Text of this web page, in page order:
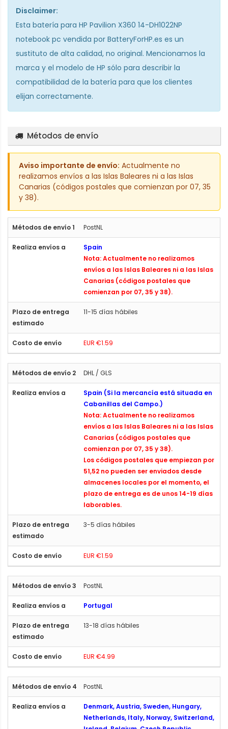
Disclaimer:
Esta batería para HP Pavilion X360 14-DH1022NP
notebook pc vendida por BatteryForHP.es es un
sustituto de alta calidad, no original. Mencionamos la
marca y el modelo de HP sólo para describir la
compatibilidad de la batería para que los clientes
elijan correctamente.
Métodos de envío
Aviso importante de envío: Actualmente no
realizamos envíos a las Islas Baleares ni a las Islas
Canarias (códigos postales que comienzan por 07, 35
y 38).
PostNL
Spain
Nota: Actualmente no realizamos
envíos a las Islas Baleares ni a las Islas
Canarias (códigos postales que
comienzan por 07, 35 y 38).
11-15 días hábiles
EUR €1.59
DHL / GLS
Spain (Si la mercancía está situada en
Cabanillas del Campo.)
Nota: Actualmente no realizamos
envíos a las Islas Baleares ni a las Islas
Canarias (códigos postales que
comienzan por 07, 35 y 38).
Los códigos postales que empiezan por
51,52 no pueden ser enviados desde
almacenes locales por el momento, el
plazo de entrega es de unos 14-19 días
laborables.
3-5 días hábiles
EUR €1.59
PostNL
Portugal
13-18 días hábiles
EUR €4.99
PostNL
Denmark, Austria, Sweden, Hungary,
Netherlands, Italy, Norway, Switzerland,